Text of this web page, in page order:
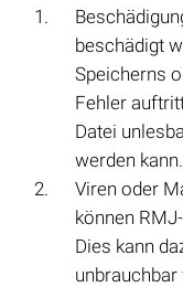
beschädigt
Speicherns
Fehler
Datei
werden kann.
Viren oder
können
Dies kann